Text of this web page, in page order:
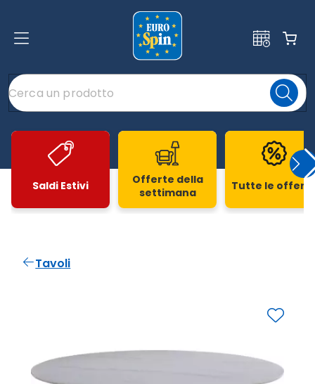
Saldi Estivi
Offerte della
settimana
Tutte le
Tavoli